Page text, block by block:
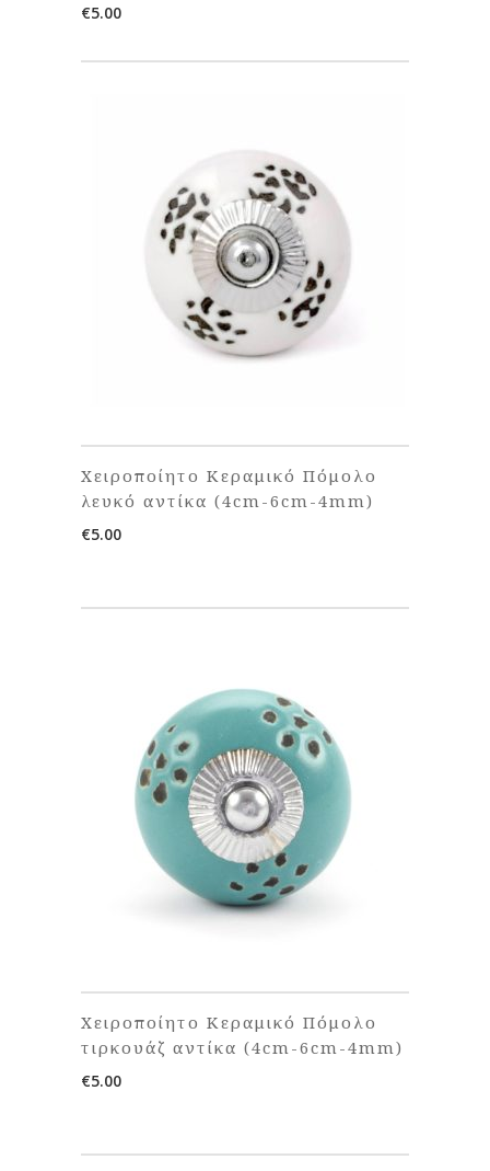
€5.00
Χειροποίητο Κεραμικό Πόμολο
λευκό αντίκα (4cm-6cm-4mm)
€5.00
Χειροποίητο Κεραμικό Πόμολο
τιρκουάζ αντίκα (4cm-6cm-4mm)
€5.00